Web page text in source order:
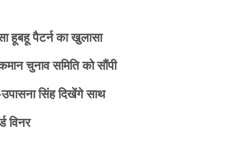
हूबहू पैटर्न का खुलासा
चुनाव समिति को सौंपी
उपासना सिंह दिखेंगे साथ
विनर